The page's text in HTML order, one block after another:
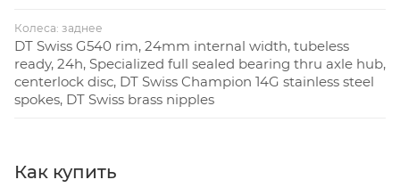
Колеса: заднее
DT Swiss G540 rim, 24mm internal width, tubeless
ready, 24h, Specialized full sealed bearing thru axle hub,
centerlock disc, DT Swiss Champion 14G stainless steel
spokes, DT Swiss brass nipples
Как купить